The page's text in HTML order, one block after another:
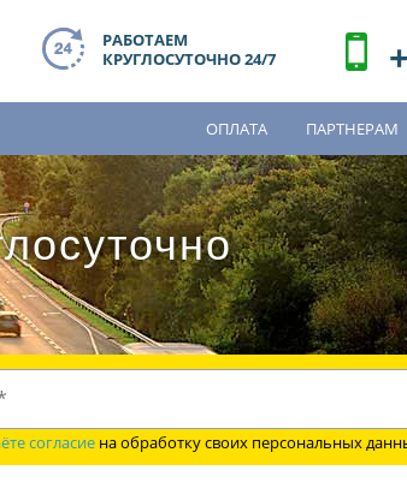
РАБОТАЕМ
КРУГЛОСУТОЧНО 24/7
ОПЛАТА ПАРТНЕРАМ
согласие на обработку своих персональных